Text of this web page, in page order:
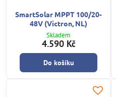
SmartSolar MPPT 100/20-
48V (Victron, NL)
Skladem
4.590 Kč
Do košíku